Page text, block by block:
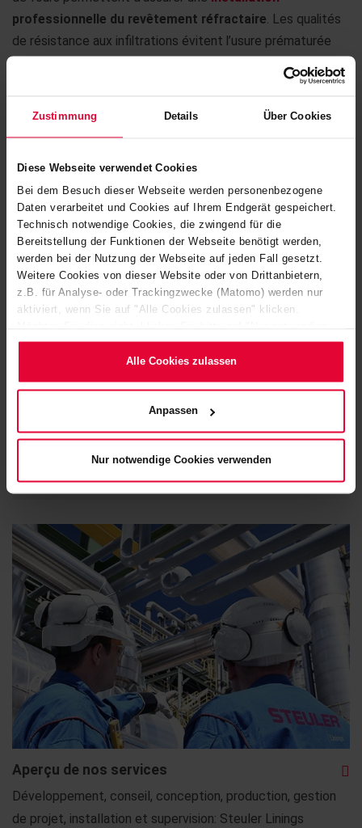
Zustimmung Details Über Cookies
Diese Webseite verwendet Cookies
Bei dem Besuch dieser Webseite werden personenbezogene
Daten verarbeitet und Cookies auf Ihrem Endgerät gespeichert.
Technisch notwendige Cookies, die zwingend für die
Bereitstellung der Funktionen der Webseite benötigt werden,
werden bei der Nutzung der Webseite auf jeden Fall gesetzt.
Weitere Cookies von dieser Website oder von Drittanbietern,
z.B. für Analyse- oder Trackingzwecke (Matomo) werden nur
aktiviert, wenn Sie auf "Alle Cookies zulassen" klicken.
Cookies verwenden". Mehr dazu (einschließlich der Möglichkeit,
die Einwilligungserklärung zu ändern oder zu widerrufen)
Website) bzw. derDatenschutzerklärung.
Alle Cookies zulassen
Anpassen
Nur notwendige Cookies verwenden
VOTRE CONTACT
Alban Bunjaku
alban.bunjaku@steuler.de
professionnelle du revêtement réfractaire . Les qualités
de résistance aux infiltrations évitent l’usure prématurée
d’argile réfractaire à faible teneur en fer ainsi que les
matériaux non façonnés tels que les masses de coulée et
Aperçu de nos services
Développement, conseil, conception, production, gestion
de projet, installation et supervision: Steuler Linings